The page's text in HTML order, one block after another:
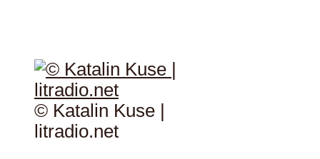
© Katalin Kuse |
litradio.net